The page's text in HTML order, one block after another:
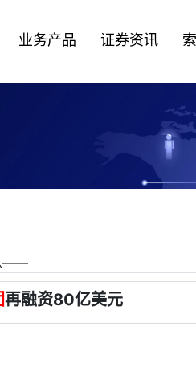
业务产品 证券资讯
――
再融资80亿美元